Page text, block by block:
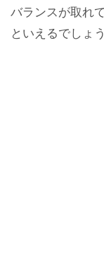
バランスが取れ
といえるでしょう